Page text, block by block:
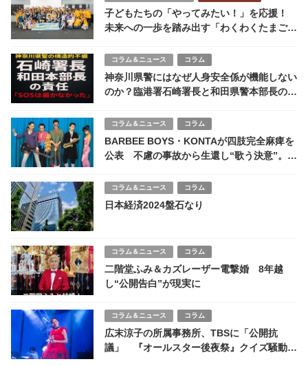
子どもたちの「やってみたい！」を応援！
未来への一歩を踏み出す「わくわくたまごプ
コラム＆ニュース コラム
神奈川県警にはなぜ人身安全係が機能しない
のか？臨港署石崎署長と和田県警本部長の構
コラム＆ニュース コラム
BARBEE BOYS・KONTAが四肢完全麻痺を
公表 不慮の事故から生還し“歌う決意”。新
コラム＆ニュース コラム
日本経済2024盤石なり
コラム＆ニュース コラム
二階堂ふみ＆カズレーザー電撃婚 8年越
し“公開告白”が現実に
コラム＆ニュース コラム
広末涼子の所属事務所、TBSに「公開抗
議」 『オールスター後夜祭』クイズ騒動が